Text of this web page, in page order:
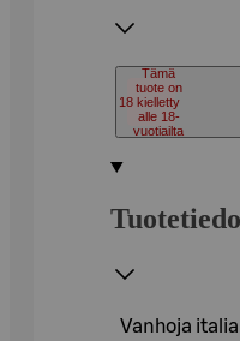
18
Tämä
tuote on
kielletty
alle 18-
vuotiailta
Vanhoja